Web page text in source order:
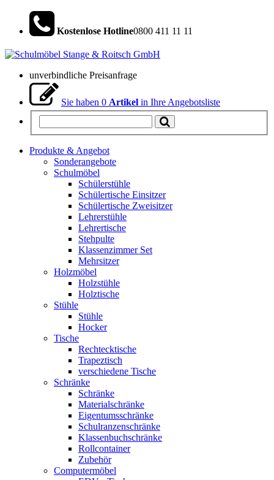
Kostenlose Hotline0800 411 11 11
unverbindliche Preisanfrage
Sie haben 0 Artikel in Ihre Angebotsliste
Produkte & Angebot
Sonderangebote
Schulmöbel
Schülerstühle
Schülertische Einsitzer
Schülertische Zweisitzer
Lehrerstühle
Lehrertische
Stehpulte
Klassenzimmer Set
Mehrsitzer
Holzmöbel
Holzstühle
Holztische
Stühle
Stühle
Hocker
Tische
Rechtecktische
Trapeztisch
verschiedene Tische
Schränke
Schränke
Materialschränke
Eigentumsschränke
Schulranzenschränke
Klassenbuchschränke
Rollcontainer
Zubehör
Computermöbel